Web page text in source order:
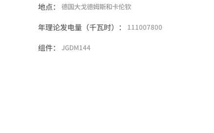
地点： 德国大戈德姆斯和卡伦钦
年理论发电量（千瓦时）： 111007800
组件： JGDM144